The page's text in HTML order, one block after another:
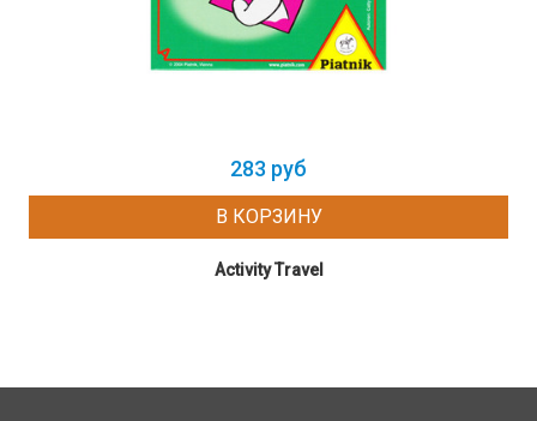
283 руб
В КОРЗИНУ
Activity Travel